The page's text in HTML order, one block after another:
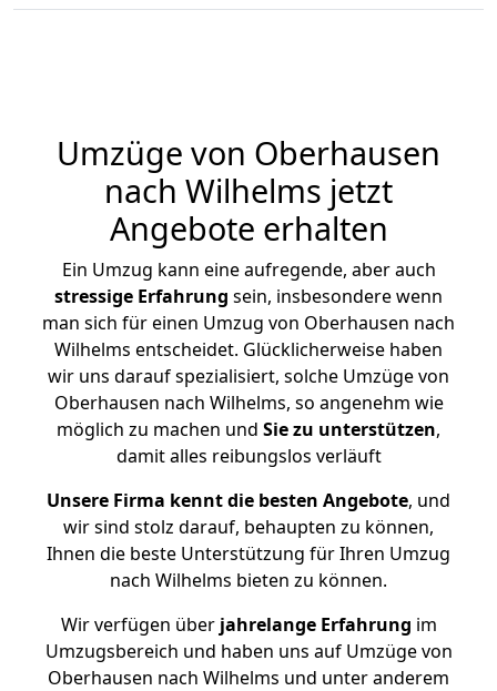
Umzüge von Oberhausen
nach Wilhelms jetzt
Angebote erhalten
Ein Umzug kann eine aufregende, aber auch
stressige Erfahrung sein, insbesondere wenn
man sich für einen Umzug von Oberhausen nach
Wilhelms entscheidet. Glücklicherweise haben
wir uns darauf spezialisiert, solche Umzüge von
Oberhausen nach Wilhelms, so angenehm wie
möglich zu machen und Sie zu unterstützen,
damit alles reibungslos verläuft
Unsere Firma kennt die besten Angebote, und
wir sind stolz darauf, behaupten zu können,
Ihnen die beste Unterstützung für Ihren Umzug
nach Wilhelms bieten zu können.
Wir verfügen überjahrelange Erfahrung im
Umzugsbereich und haben uns auf Umzüge von
Oberhausen nach Wilhelms und unter anderem